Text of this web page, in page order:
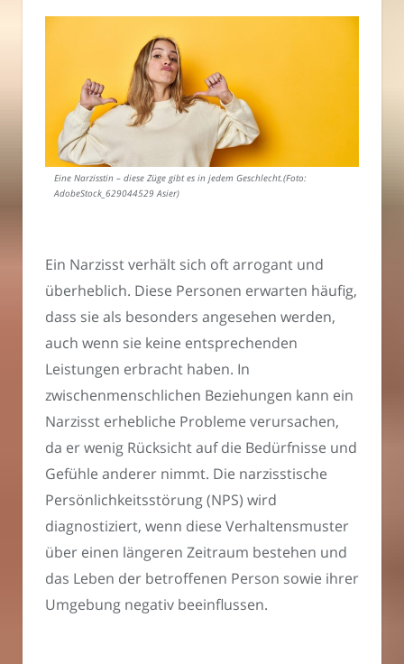
Eine Narzisstin – diese Züge gibt es in jedem Geschlecht.(Foto:
AdobeStock_629044529 Asier)
Ein Narzisst verhält sich oft arrogant und
überheblich. Diese Personen erwarten häufig,
dass sie als besonders angesehen werden,
auch wenn sie keine entsprechenden
Leistungen erbracht haben. In
zwischenmenschlichen Beziehungen kann ein
Narzisst erhebliche Probleme verursachen,
da er wenig Rücksicht auf die Bedürfnisse und
Gefühle anderer nimmt. Die narzisstische
Persönlichkeitsstörung (NPS) wird
diagnostiziert, wenn diese Verhaltensmuster
über einen längeren Zeitraum bestehen und
das Leben der betroffenen Person sowie ihrer
Umgebung negativ beeinflussen.